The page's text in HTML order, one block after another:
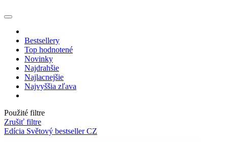
Bestsellery
Top hodnotené
Novinky
Najdrahšie
Najlacnejšie
Najvyššia zľava
Použité filtre
Zrušiť filtre
Edícia Světový bestseller CZ